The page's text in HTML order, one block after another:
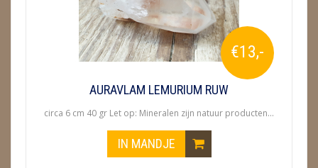
€13,-
AURAVLAM LEMURIUM RUW
circa 6 cm 40 gr Let op: Mineralen zijn natuur producten...
IN MANDJE